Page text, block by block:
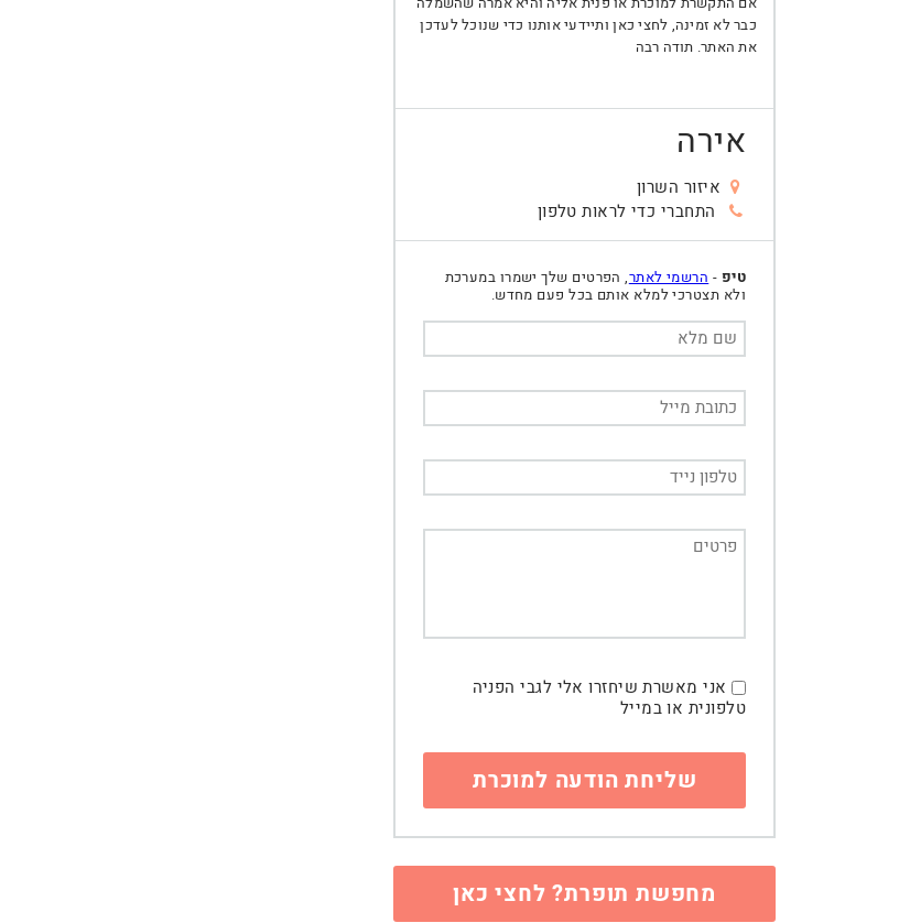
כבר לא זמינה, לחצי כאן ותיידעי אותנו כדי שנוכל לעדכן
את האתר. תודה רבה
אירה
איזור השרון
התחברי כדי לראות טלפון
טיפ - הרשמי לאתר, הפרטים שלך ישמרו במערכת
ולא תצטרכי למלא אותם בכל פעם מחדש.
אני מאשרת שיחזרו אלי לגבי הפניה
טלפונית או במייל
מחפשת תופרת? לחצי כאן